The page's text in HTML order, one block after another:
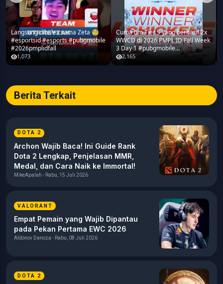
Langsung dibales sama Zeta 🧐
#esportsid #esports #pubgmobile
#2026pmplidfall
1,073
Cuma tim Tier S yang berhasil 2x
WWCD di 2026 PMPL ID Fall Week
3 Day 1 #pubgmobile
#2026pmplidfall
2,165
Berita Terkait
DOTA 2
Archon Wajib Baca! Ini Guide Rank
Dota 2 Lengkap, Penjelasan MMR,
Medal, dan Cara Naik ke Immortal!
MikeApalah - Rabu, 15 Juli 2026
VALORANT
Empat Pemain yang Wajib Dipantau
pada Pekan Pertama EWC 2026
Aldonov Danoza - Rabu, 08 Juli 2026
DOTA 2